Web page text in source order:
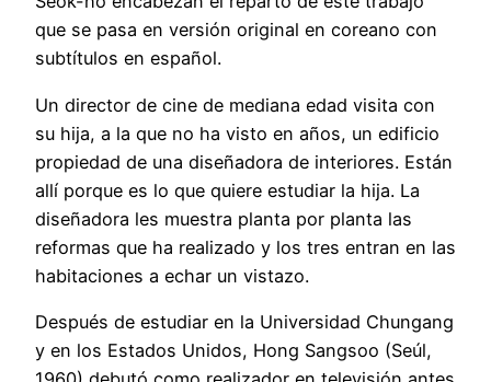
que se pasa en versión original en coreano con
subtítulos en español.
Un director de cine de mediana edad visita con
su hija, a la que no ha visto en años, un edificio
propiedad de una diseñadora de interiores. Están
allí porque es lo que quiere estudiar la hija. La
diseñadora les muestra planta por planta las
reformas que ha realizado y los tres entran en las
habitaciones a echar un vistazo.
Después de estudiar en la Universidad Chungang
y en los Estados Unidos, Hong Sangsoo (Seúl,